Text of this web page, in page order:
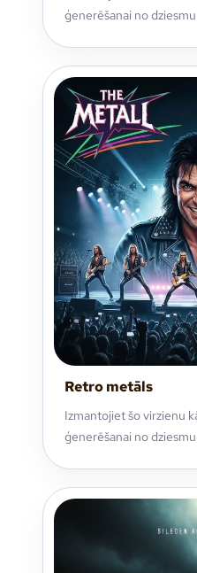
ģenerēšanai no
Retro metāls
Izmantojiet šo virzienu
ģenerēšanai no